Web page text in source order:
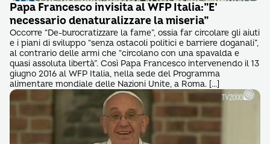
Papa Francesco in visita al WFP Italia:”E’
necessario denaturalizzare la miseria”
Occorre “De-burocratizzare la fame”, ossia far circolare gli aiuti
e i piani di sviluppo “senza ostacoli politici e barriere doganali”,
al contrario delle armi che “circolano con una spavalda e
quasi assoluta libertà”. Così Papa Francesco intervenendo il 13
giugno 2016 al WFP Italia, nella sede del Programma
alimentare mondiale delle Nazioni Unite, a Roma. […]